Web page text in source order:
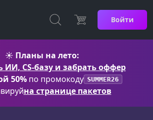
Войти
☀️ Планы на лето:
ИИ, CS-базу и забрать оффер
50% по промокоду SUMMER26
на странице пакетов